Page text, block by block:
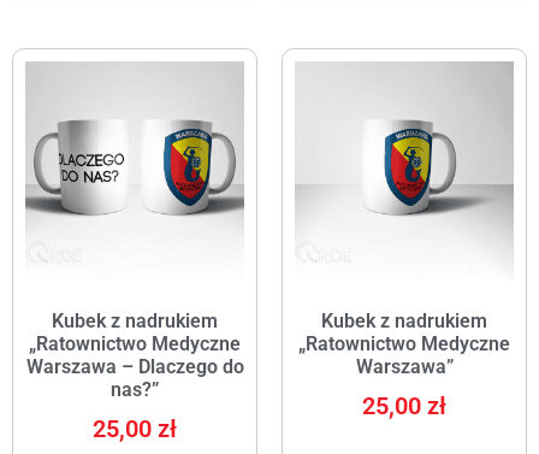
Kubek z nadrukiem
„Ratownictwo Medyczne
Warszawa – Dlaczego do
nas?”
25,00 zł
Kubek z nadrukiem
„Ratownictwo Medyczne
Warszawa”
25,00 zł